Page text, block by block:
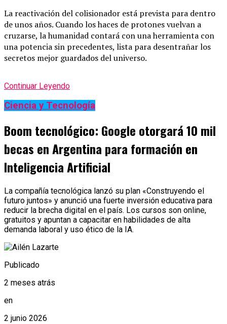
La reactivación del colisionador está prevista para dentro
de unos años. Cuando los haces de protones vuelvan a
cruzarse, la humanidad contará con una herramienta con
una potencia sin precedentes, lista para desentrañar los
secretos mejor guardados del universo.
Continuar Leyendo
Ciencia y Tecnología
Boom tecnológico: Google otorgará 10 mil
becas en Argentina para formación en
Inteligencia Artificial
La compañía tecnológica lanzó su plan «Construyendo el
futuro juntos» y anunció una fuerte inversión educativa para
reducir la brecha digital en el país. Los cursos son online,
gratuitos y apuntan a capacitar en habilidades de alta
demanda laboral y uso ético de la IA.
Publicado
2 meses atrás
en
2 junio 2026